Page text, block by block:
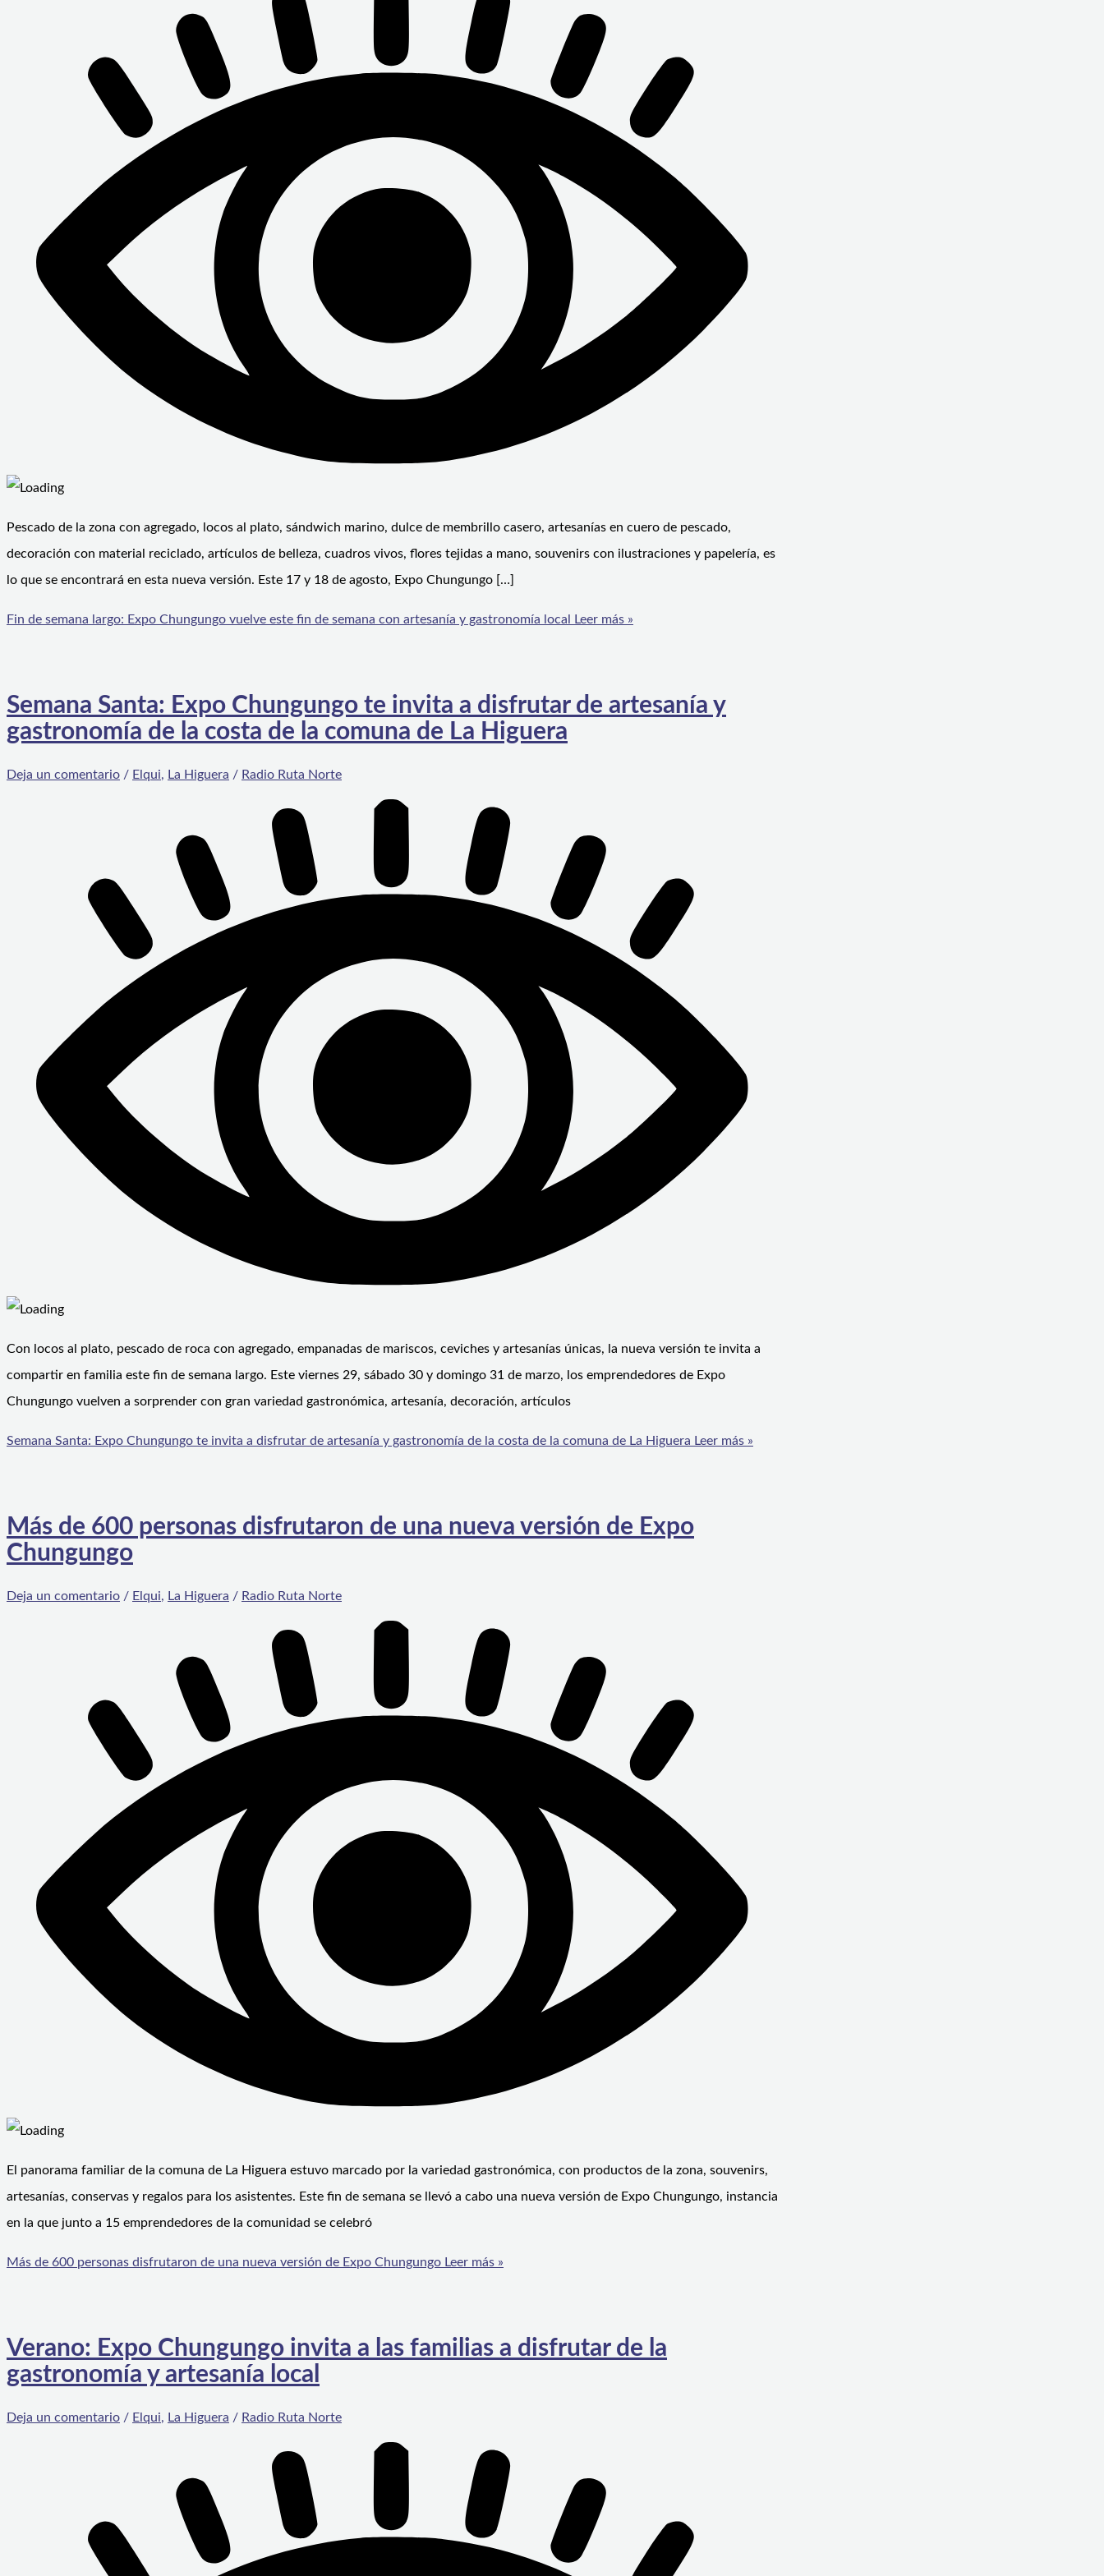
Pescado de la zona con agregado, locos al plato, sándwich marino, dulce de membrillo casero, artesanías en cuero de pescado,
decoración con material reciclado, artículos de belleza, cuadros vivos, flores tejidas a mano, souvenirs con ilustraciones y papelería, es
lo que se encontrará en esta nueva versión. Este 17 y 18 de agosto, Expo Chungungo […]
Fin de semana largo: Expo Chungungo vuelve este fin de semana con artesanía y gastronomía local Leer más »
Semana Santa: Expo Chungungo te invita a disfrutar de artesanía y
gastronomía de la costa de la comuna de La Higuera
Deja un comentario / Elqui, La Higuera / Radio Ruta Norte
Con locos al plato, pescado de roca con agregado, empanadas de mariscos, ceviches y artesanías únicas, la nueva versión te invita a
compartir en familia este fin de semana largo. Este viernes 29, sábado 30 y domingo 31 de marzo, los emprendedores de Expo
Chungungo vuelven a sorprender con gran variedad gastronómica, artesanía, decoración, artículos
Semana Santa: Expo Chungungo te invita a disfrutar de artesanía y gastronomía de la costa de la comuna de La Higuera Leer más »
Más de 600 personas disfrutaron de una nueva versión de Expo
Chungungo
Deja un comentario / Elqui, La Higuera / Radio Ruta Norte
El panorama familiar de la comuna de La Higuera estuvo marcado por la variedad gastronómica, con productos de la zona, souvenirs,
artesanías, conservas y regalos para los asistentes. Este fin de semana se llevó a cabo una nueva versión de Expo Chungungo, instancia
en la que junto a 15 emprendedores de la comunidad se celebró
Más de 600 personas disfrutaron de una nueva versión de Expo Chungungo Leer más »
Verano: Expo Chungungo invita a las familias a disfrutar de la
gastronomía y artesanía local
Deja un comentario / Elqui, La Higuera / Radio Ruta Norte